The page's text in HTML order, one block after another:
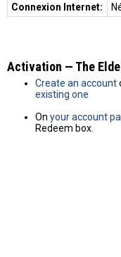
Connexion Internet:
Activation — The
Create an account
existing one
On your account
Redeem box.